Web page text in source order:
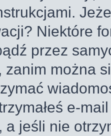
Niektóre
przez
zanim można
e-
a jeśli nie